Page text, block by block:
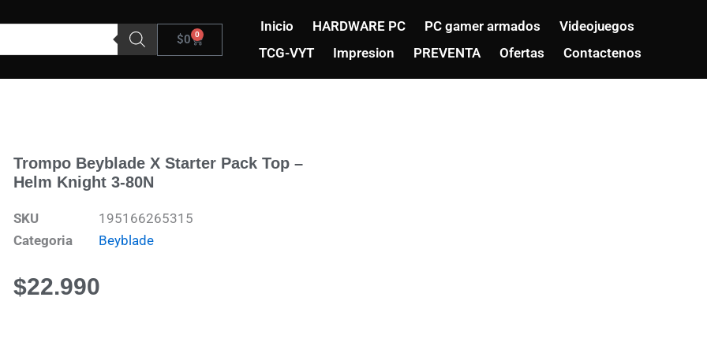
$0 0
Carrito
Inicio HARDWARE PC PC gamer armados
Videojuegos
TCG-VYT
Impresion PREVENTA Ofertas Contactenos
Trompo Beyblade X Starter Pack Top –
Helm Knight 3-80N
SKU
195166265315
Categoria
Beyblade
$22.990